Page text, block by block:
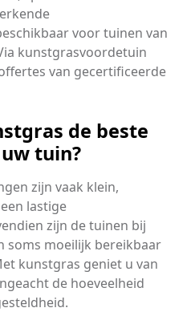
voor tuinen van
kunstgrasvoordetuin
van gecertificeerde
de beste
tuin?
zijn vaak klein,
lastige
zijn de tuinen bij
soms moeilijk bereikbaar
kunstgras geniet u van
de hoeveelheid